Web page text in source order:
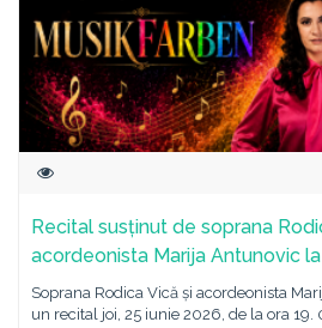
Recital susținut de soprana
acordeonista Marija Antunovic
Soprana Rodica Vică și acordeonista
un recital joi, 25 iunie 2026, de la ora 19.